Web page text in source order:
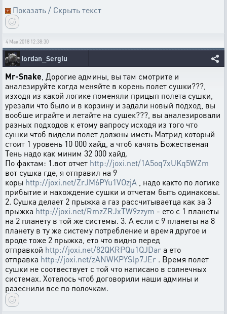
Показать / Скрыть текст
4 Мая 2018 12:38:30
Iordan_Sergiu
Mr-Snake , Дорогие админы, вы там смотрите и
аналезируйте когда меняйте в корень полет сушки???,
изходя из какой логике поменяли прицып полета сушки,
урезали что было и в корзину и задали новый подход, вы
вообше играйте и летайте на сушек???, вы аналезировали
разных подходов к етому вапросу исходя из того что
сушки чтоб видели полет должны иметь Матрид который
стоит 1 уровень 10 000 хайд, а чтоб качять Божественая
Тень надо как миним 32 000 хайд.
По фактам: 1.вот отчет http://joxi.net/1A5oq7xUKq5WZm
вот сушка где, я отправил на 9
коры http://joxi.net/ZrJM6PYu1VOzjA , надо както по логике
прибытие и нахождение сушки и отчетам быть одинаковы.
2. Сушка делает 2 прыжка а газ рассчитываетца как за 3
прыжка http://joxi.net/RmzZRJxTW9zzym - ето с 1 планеты
на 2 планету в той же системы. 3. А если с 9 планеты на 8
планету в ту же систему потребление и время другое и
вроде тоже 2 прыжка, ето что видно перед
отправкой http://joxi.net/82QKRPQu1QJDarа ето
отправка http://joxi.net/zANWKPYSlp7JEr . Время полет
сушки не соотвествует с той что написано в солнечных
системах. Хотелось чтоб договорили наши админы и
разеснили все по полочкам.